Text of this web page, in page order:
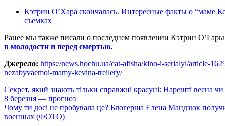
Кэтрин О’Хара скончалась. Интересные факты о “маме
съемках
Ранее мы также писали о последнем появлении Кэтрин
в молодости и перед смертью.
Джерело: https://news.hochu.ua/cat-afisha/kino-i-serialyi/article-
nezabyvaemoi-mamy-kevina-treilery/
Навигация
по
записям
Секрет, який знають тільки справжні красуні: Нарешті весна
8 березня — прогноз
Чому ти досі не пробувала це? Блогерша Елена Мандзюк
военных (ФОТО)